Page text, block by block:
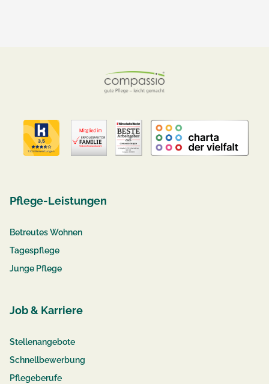
Pflege-Leistungen
Betreutes Wohnen
Tagespflege
Junge Pflege
Job & Karriere
Stellenangebote
Schnellbewerbung
Pflegeberufe